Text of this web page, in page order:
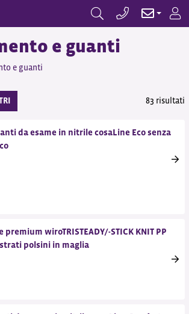
e guanti
e guanti
83 risultati
da esame in nitrile cosaLine Eco senza
premium wiroTRISTEADY/-STICK KNIT PP
strati polsini in maglia